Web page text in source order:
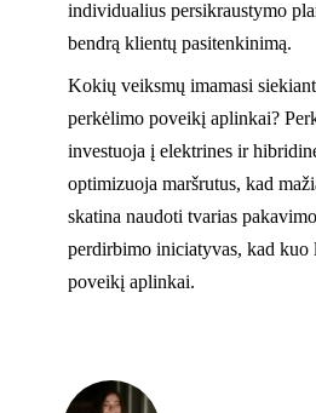
individualius persikraustymo
bendrą klientų pasitenkinimą.
Kokių veiksmų imamasi
perkėlimo poveikį aplinkai?
investuoja į elektrines ir
optimizuoja maršrutus, kad
skatina naudoti tvarias
perdirbimo iniciatyvas, kad kuo
poveikį aplinkai.